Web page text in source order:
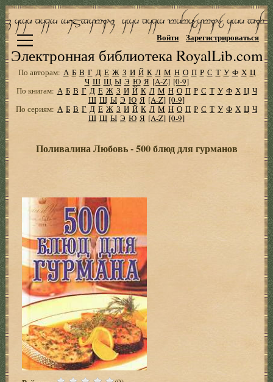
Электронная библиотека RoyalLib.com
Войти Зарегистрироваться
По авторам: А Б В Г Д Е Ж З И Й К Л М Н О П Р С Т У Ф Х Ц
Ч Ш Щ Ы Э Ю Я [A-Z] [0-9]
По книгам: А Б В Г Д Е Ж З И Й К Л М Н О П Р С Т У Ф Х Ц Ч
Ш Щ Ы Э Ю Я [A-Z] [0-9]
По сериям: А Б В Г Д Е Ж З И Й К Л М Н О П Р С Т У Ф Х Ц Ч
Ш Щ Ы Э Ю Я [A-Z] [0-9]
Поливалина Любовь - 500 блюд для гурманов